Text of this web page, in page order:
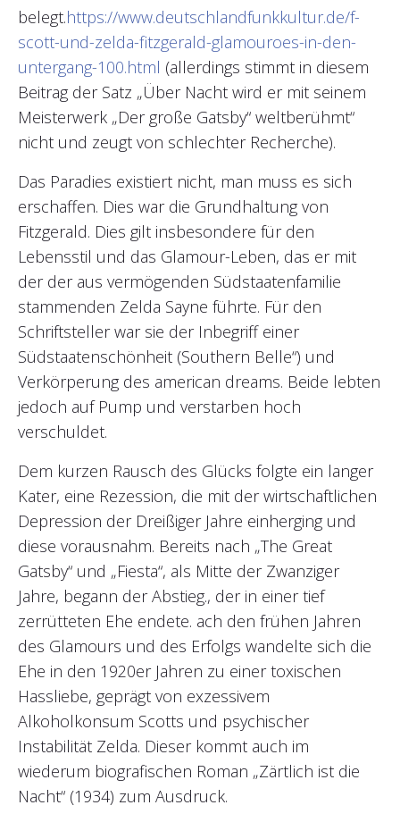
belegt.https://www.deutschlandfunkkultur.de/f-
scott-und-zelda-fitzgerald-glamouroes-in-den-
untergang-100.html (allerdings stimmt in diesem
Beitrag der Satz „Über Nacht wird er mit seinem
Meisterwerk „Der große Gatsby“ weltberühmt“
nicht und zeugt von schlechter Recherche).
Das Paradies existiert nicht, man muss es sich
erschaffen. Dies war die Grundhaltung von
Fitzgerald. Dies gilt insbesondere für den
Lebensstil und das Glamour-Leben, das er mit
der der aus vermögenden Südstaatenfamilie
stammenden Zelda Sayne führte. Für den
Schriftsteller war sie der Inbegriff einer
Südstaatenschönheit (Southern Belle“) und
Verkörperung des american dreams. Beide lebten
jedoch auf Pump und verstarben hoch
verschuldet.
Dem kurzen Rausch des Glücks folgte ein langer
Kater, eine Rezession, die mit der wirtschaftlichen
Depression der Dreißiger Jahre einherging und
diese vorausnahm. Bereits nach „The Great
Gatsby“ und „Fiesta“, als Mitte der Zwanziger
Jahre, begann der Abstieg., der in einer tief
zerrütteten Ehe endete. ach den frühen Jahren
des Glamours und des Erfolgs wandelte sich die
Ehe in den 1920er Jahren zu einer toxischen
Hassliebe, geprägt von exzessivem
Alkoholkonsum Scotts und psychischer
Instabilität Zelda. Dieser kommt auch im
wiederum biografischen Roman „Zärtlich ist die
Nacht“ (1934) zum Ausdruck.